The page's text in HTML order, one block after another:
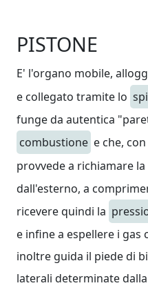
PISTONE
E' l'organo mobile,
e collegato tramite lo
funge da autentica
combustione e che,
provvede a richiamare
dall'esterno, a
ricevere quindi la
e infine a espellere i gas
inoltre guida il piede di
laterali determinate